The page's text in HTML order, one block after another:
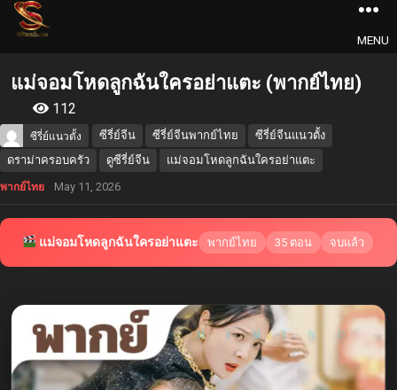
MENU
แม่จอมโหดลูกฉันใครอย่าแตะ (พากย์ไทย)
112
ซีรี่ย์แนวตั้ง ซีรี่ย์จีน ซีรี่ย์จีนพากย์ไทย
ซีรี่ย์จีนแนวตั้ง
ดราม่าครอบครัว
ดูซีรี่ย์จีน แม่จอมโหดลูกฉันใครอย่าแตะ
พากย์ไทย May 11, 2026
แม่จอมโหดลูกฉันใครอย่าแตะ พากย์ไทย 35 ตอน จบแล้ว